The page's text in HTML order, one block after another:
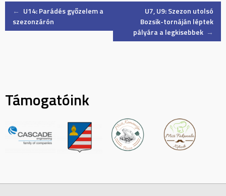
Post
← U14: Parádés győzelem a
szezonzárón
U7, U9: Szezon utolsó
Bozsik-tornáján léptek
pályára a legkisebbek →
Támogatóink